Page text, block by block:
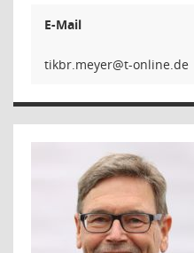
E-Mail
reyem